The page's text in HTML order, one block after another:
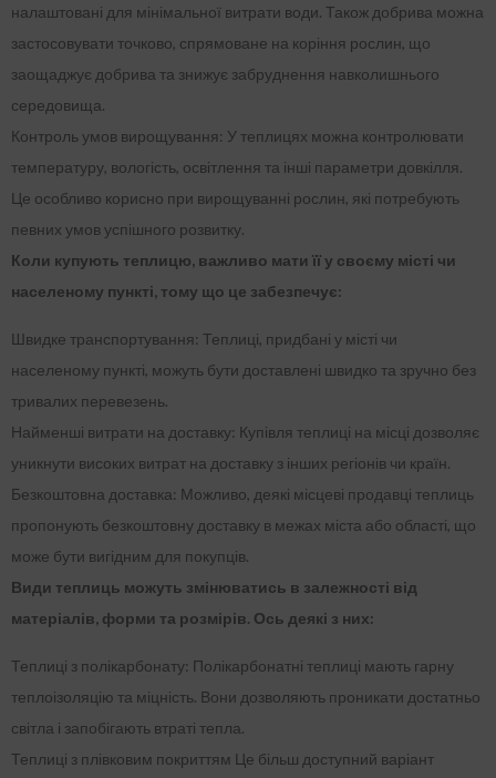
налаштовані для мінімальної витрати води. Також добрива можна
застосовувати точково, спрямоване на коріння рослин, що
заощаджує добрива та знижує забруднення навколишнього
середовища.
Контроль умов вирощування: У теплицях можна контролювати
температуру, вологість, освітлення та інші параметри довкілля.
Це особливо корисно при вирощуванні рослин, які потребують
певних умов успішного розвитку.
Коли купують теплицю, важливо мати її у своєму місті чи
населеному пункті, тому що це забезпечує:
Швидке транспортування: Теплиці, придбані у місті чи
населеному пункті, можуть бути доставлені швидко та зручно без
тривалих перевезень.
Найменші витрати на доставку: Купівля теплиці на місці дозволяє
уникнути високих витрат на доставку з інших регіонів чи країн.
Безкоштовна доставка: Можливо, деякі місцеві продавці теплиць
пропонують безкоштовну доставку в межах міста або області, що
може бути вигідним для покупців.
Види теплиць можуть змінюватись в залежності від
матеріалів, форми та розмірів. Ось деякі з них:
Теплиці з полікарбонату: Полікарбонатні теплиці мають гарну
теплоізоляцію та міцність. Вони дозволяють проникати достатньо
світла і запобігають втраті тепла.
Теплиці з плівковим покриттям Це більш доступний варіант